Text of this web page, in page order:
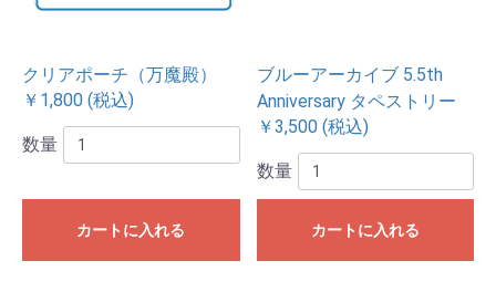
クリアポーチ（万魔殿）
￥1,800 (税込)
数量
カートに入れる
ブルーアーカイブ 5.5th
Anniversary タペストリー
￥3,500 (税込)
数量
カートに入れる